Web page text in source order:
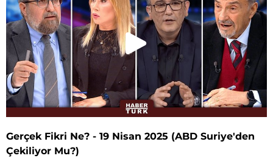
Gerçek Fikri Ne? - 19 Nisan 2025 (ABD Suriye'den
Çekiliyor Mu?)